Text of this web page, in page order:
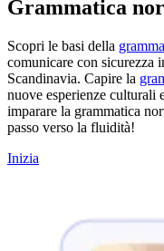
Grammatica
Scopri le basi della
comunicare con sicurezza
Scandinavia. Capire la
nuove esperienze culturali
imparare la grammatica
passo verso la fluidità!
Inizia